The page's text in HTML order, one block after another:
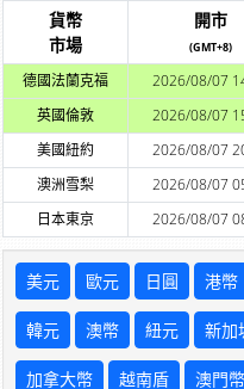
貨幣
市場
開市
(GMT+8)
德國法蘭克福 2026/08/07
英國倫敦
2026/08/07
美國紐約
2026/08/07
澳洲雪梨
2026/08/07
日本東京
2026/08/07
美元 歐元 日圓 港幣
韓元 澳幣 紐元 新加
加拿大幣 越南盾 澳門幣